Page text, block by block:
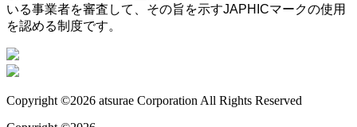
いる事業者を審査して、その旨を示すJAPHICマークの使用
を認める制度です。
Copyright ©2026 atsurae Corporation All Rights Reserved